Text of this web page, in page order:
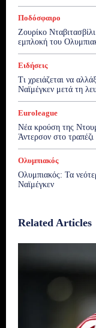
Ποδόσφαιρο
Ζουρίκο
εμπλοκή του
Ειδήσεις
Τι χρειάζεται να
Ναϊμέγκεν μετά τη
Euroleague
Νέα κρούση της
Άντερσον στο τραπέζι
Ολυμπιακός
Ολυμπιακός: Τα
Ναϊμέγκεν
Related Articles